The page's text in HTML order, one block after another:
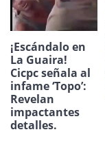
¡Escándalo en
La Guaira!
Cicpc señala al
infame ‘Topo’:
Revelan
impactantes
detalles.